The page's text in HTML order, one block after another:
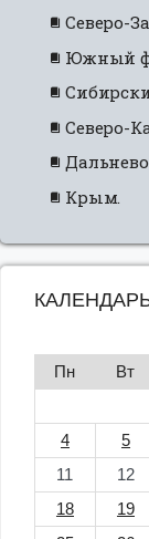
Северо-
Южный
Северо-
Крым.
Пн
Вт
4
5
11
12
18
19